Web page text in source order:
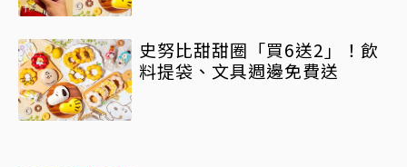
史努比甜甜圈「買6送2」！飲
料提袋、文具週邊免費送